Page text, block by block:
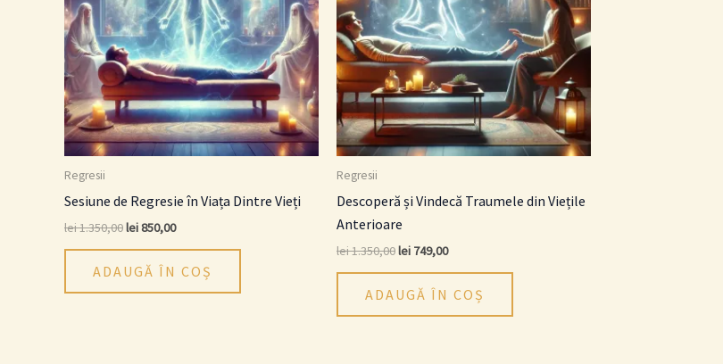
Regresii
Sesiune de Regresie în Viața Dintre Vieți
lei1.350,00lei850,00
ADAUGĂ ÎN COȘ
Regresii
Descoperă și Vindecă Traumele din Viețile
Anterioare
lei1.350,00lei 749,00
ADAUGĂ ÎN COȘ